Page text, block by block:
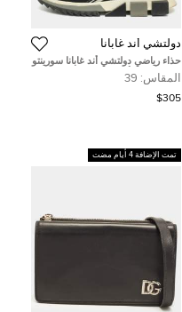
دولتشي أند غابانا
حذاء رياضي دولتشي أند غابانا سورينتو
قماش تريكو أسود سهل الارتداء
مقاس 40.5
المقاس: 39
$305
تمت الإضافة 4 أيام مضت